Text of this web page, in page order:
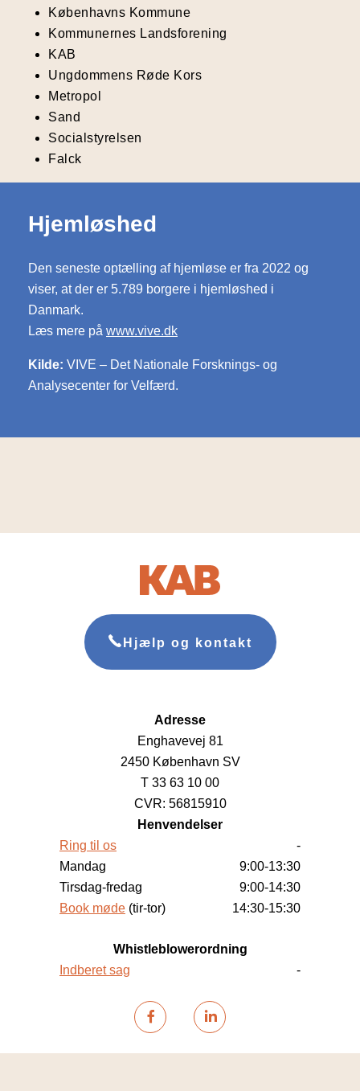
Københavns Kommune
Kommunernes Landsforening
KAB
Ungdommens Røde Kors
Metropol
Sand
Socialstyrelsen
Falck
Hjemløshed
Den seneste optælling af hjemløse er fra 2022 og
viser, at der er 5.789 borgere i hjemløshed i
Danmark.
Læs mere på www.vive.dk
Kilde: VIVE – Det Nationale Forsknings- og
Analysecenter for Velfærd.
Hjælp og kontakt
Adresse
Enghavevej 81
2450 København SV
T 33 63 10 00
CVR: 56815910
Henvendelser
Ring til os
-
Mandag
9:00-13:30
Tirsdag-fredag
9:00-14:30
Book møde (tir-tor) 14:30-15:30
Whistleblowerordning
Indberet sag
-